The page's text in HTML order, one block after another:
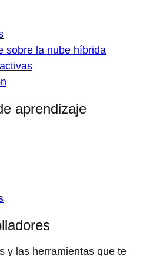
sobre la nube híbrida
aprendizaje
y las herramientas que te